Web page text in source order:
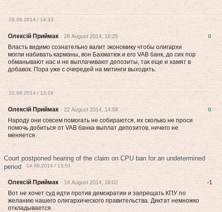
28.08.2014 / 14:33
Олексій Приймак 28 August 2014, 16:25
Власть видимо сознательно валит экономику чтобы олигархи
могли набивать карманы, вон Бахматюк и его VAB банк, до сих пор
обманывают нас и не выплачивают депозиты, так еще и хамят в
добавок. Пора уже с очередей на митинги выходить.
0
22.08.2014 / 13:29
Олексій Приймак 22 August 2014, 14:58
Народу они совсем помогать не собираются, их сколько не проси
помочь добиться от VAB банка выплат депозитов, ничего не
меняется.
0
Court postponed hearing of the claim on CPU ban for an undetermined
period 14.08.2014 / 13:51
Олексій Приймак 14 August 2014, 16:02
Вот не хочет суд идти против демократии и запрещать КПУ по
желанию нашего олигархического правительства. Диктат немножко
откладывается.
-1